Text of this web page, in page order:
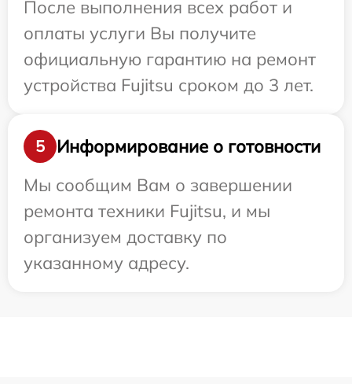
После выполнения всех работ и
оплаты услуги Вы получите
официальную гарантию на ремонт
устройства Fujitsu сроком до 3 лет.
5
Информирование о готовности
Мы сообщим Вам о завершении
ремонта техники Fujitsu, и мы
организуем доставку по
указанному адресу.